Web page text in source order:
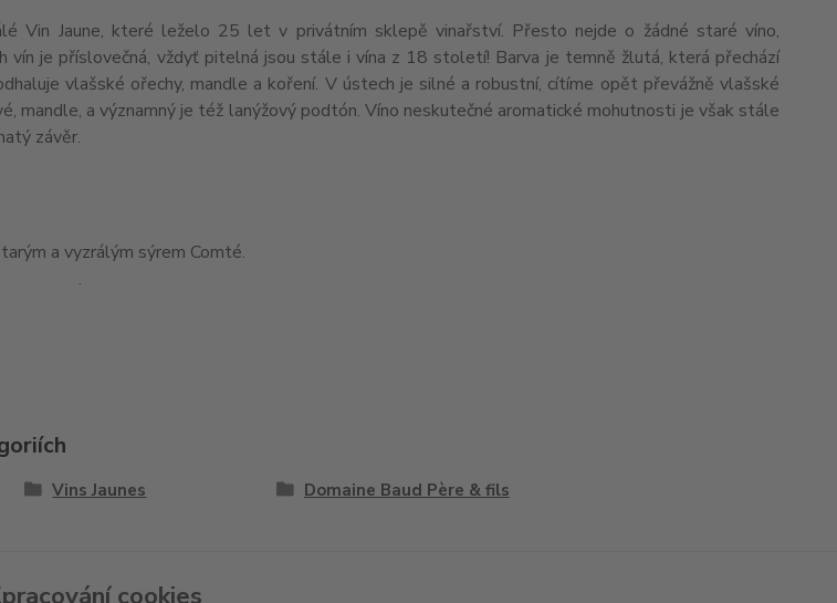
Vin Jaune, které leželo 25 let v privátním sklepě vinařství. Přesto nejde o žádné staré víno,
vín je příslovečná, vždyť pitelná jsou stále i vína z 18 století! Barva je temně žlutá, která přechází
vlašské ořechy, mandle a koření. V ústech je silné a robustní, cítíme opět převážně vlašské
mandle, a významný je též lanýžový podtón. Víno neskutečné aromatické mohutnosti je však stále
závěr.
a vyzrálým sýrem Comté.
12° C. .
Vins Jaunes Domaine Baud Père & fils
cookies